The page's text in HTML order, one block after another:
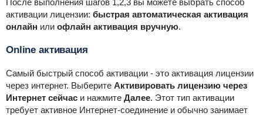
активации лицензии: быстрая автоматическая активация
онлайн или офлайн активация вручную.
Online активация
Самый быстрый способ активации - это активация лицензии
через интернет. Выберите Активировать лицензию через
Интернет сейчаси нажмите Далее. Этот тип активации
требует активное Интернет-соединение и обычно занимает